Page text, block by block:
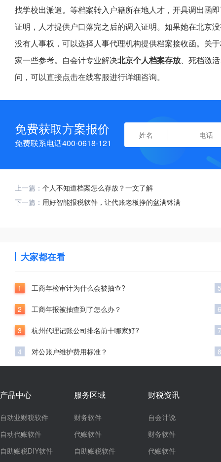
找学校出派遣。等档案转入户籍所在地人才，开具调出函
证明，人才提供户口落完之后的调入证明。如果她在北京
没有人事权，可以选择人事代理机构提供档案接收函。关
家一些参考。自会计专业解决北京个人档案存放、死档激
问，可以直接点击在线客服进行详细咨询。
免费获取方案报价
免费联系电话400-0618-121
上一篇： 个人不知道档案怎么存放？一文了解
下一篇： 用好智能报税软件，让代账老板挣的盆满钵满
大家都在看
1 工商年检审计为什么会被抽查?
2 工商年报被抽查到了怎么办？
3 杭州代理记账公司排名前十哪家好?
4 对公账户维护费用标准？
5
6
7
8
产品中心
自动业财税软件
自动代账软件
自助账税DIY软件
服务区域
财务软件
代账软件
自助账税软件
财税资讯
自会计说
财务软件
代账软件